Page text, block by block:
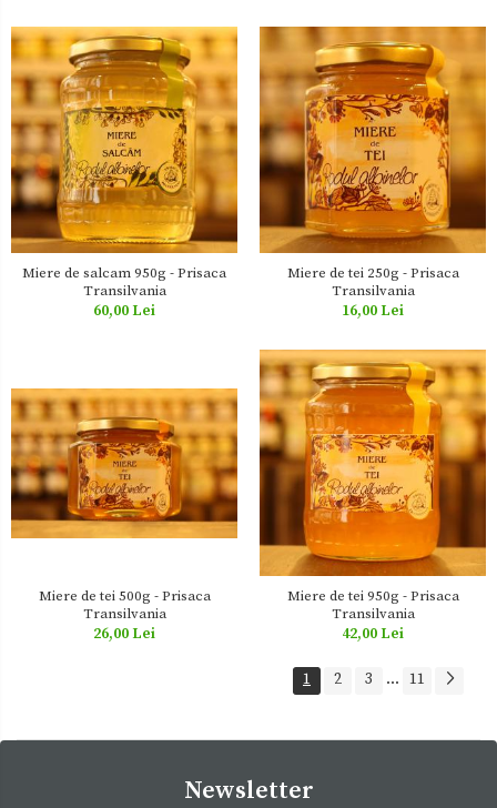
Miere de salcam 950g - Prisaca
Transilvania
60,00 Lei
Miere de tei 250g - Prisaca
Transilvania
16,00 Lei
Miere de tei 500g - Prisaca
Transilvania
26,00 Lei
Miere de tei 950g - Prisaca
Transilvania
42,00 Lei
1 2 3 ... 11
Newsletter